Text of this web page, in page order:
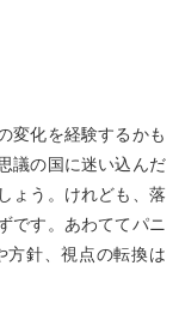
変化を経験するかも
議の国に迷い込んだ
ょう。けれども、落
です。あわててパニ
方針、視点の転換は